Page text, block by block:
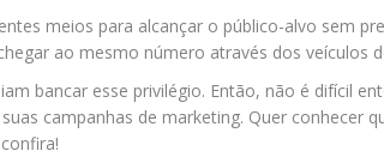
meios para alcançar o público-alvo sem
ao mesmo número através dos veículos
bancar esse privilégio. Então, não é difícil
campanhas de marketing. Quer conhecer